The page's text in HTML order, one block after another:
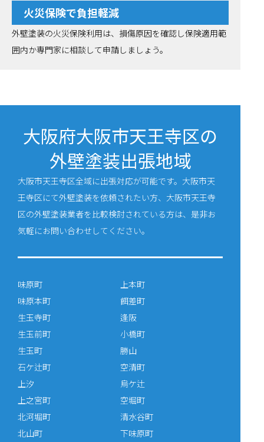
火災保険で負担軽減
外壁塗装の火災保険利用は、損傷原因を確認し保険適用範
囲内か専門家に相談して申請しましょう。
大阪府大阪市天王寺区の
外壁塗装出張地域
大阪市天王寺区全域に出張対応が可能です。大阪市天
王寺区にて外壁塗装を依頼されたい方、大阪市天王寺
区の外壁塗装業者を比較検討されている方は、是非お
気軽にお問い合わせしてください。
味原町
味原本町
生玉寺町
生玉前町
生玉町
石ケ辻町
上汐
上之宮町
上本町
餌差町
逢阪
小橋町
勝山
空清町
烏ケ辻
空堀町
北河堀町
北山町
清水谷町
下味原町